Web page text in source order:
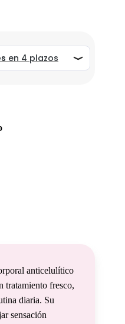
anticelulítico
tratamiento fresco,
diaria. Su
sensación